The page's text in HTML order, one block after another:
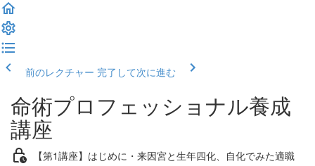
前のレクチャー 完了して次に進む
命術プロフェッショナル養成
講座
【第1講座】はじめに・来因宮と生年四化、自化でみた適職